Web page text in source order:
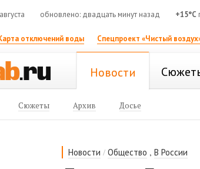
обновлено: двадцать минут назад +15°C
отключений воды Спецпроект «Чистый
Новости
Сюжеты Архив Досье
Новости /Общество ,В России